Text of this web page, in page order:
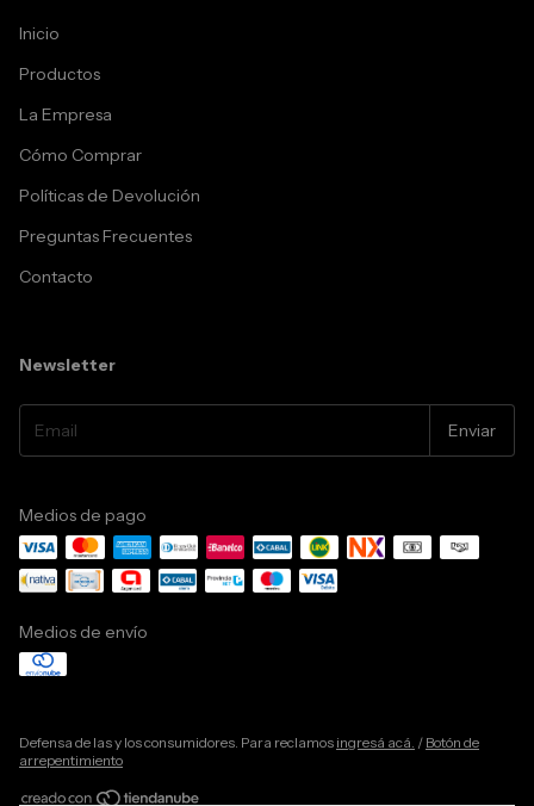
Inicio
Productos
La Empresa
Cómo Comprar
Políticas de Devolución
Preguntas Frecuentes
Contacto
Newsletter
Medios de pago
Medios de envío
Defensa de las y los consumidores. Para reclamos ingresá acá. / Botón de
arrepentimiento